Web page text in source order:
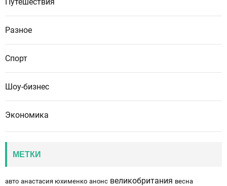
Разное
Спорт
Шоу-бизнес
Экономика
МЕТКИ
авто анастасия юхименко анонс великобритания весна